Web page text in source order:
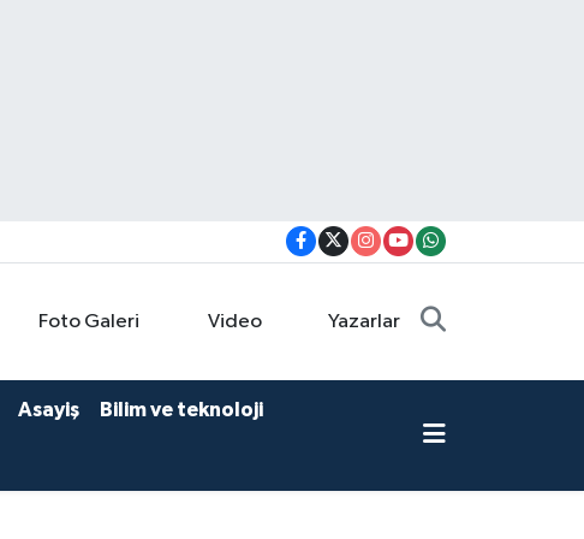
Foto Galeri Video Yazarlar
Asayiş Bilim ve teknoloji